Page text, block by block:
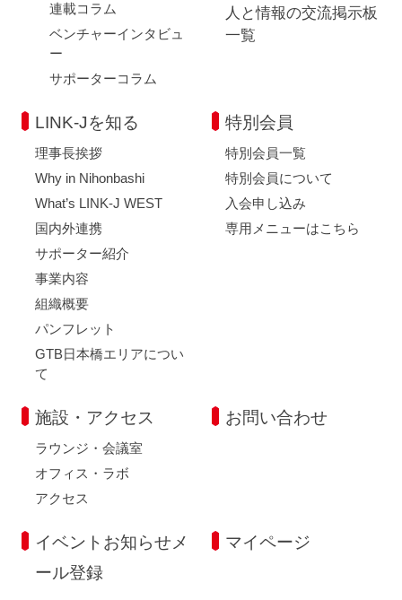
連載コラム
ベンチャーインタビュ
ー
サポーターコラム
人と情報の交流掲示板
一覧
LINK-Jを知る
理事長挨拶
Why in Nihonbashi
What’s LINK-J WEST
国内外連携
サポーター紹介
事業内容
組織概要
パンフレット
GTB日本橋エリアについ
て
特別会員
特別会員一覧
特別会員について
入会申し込み
専用メニューはこちら
施設・アクセス
ラウンジ・会議室
オフィス・ラボ
アクセス
お問い合わせ
イベントお知らせメ
ール登録
マイページ